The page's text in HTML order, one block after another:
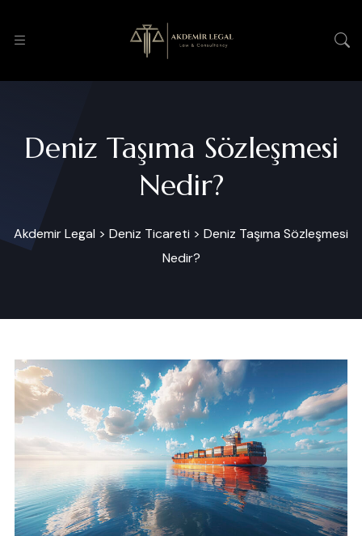
Deniz Taşıma Sözleşmesi
Nedir?
Akdemir Legal > Deniz Ticareti > Deniz Taşıma Sözleşmesi
Nedir?